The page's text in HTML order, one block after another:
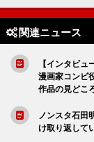
関連ニュース
【インタビ
漫画家コンビ
作品の見どこ
ノンスタ石田
け取り返して